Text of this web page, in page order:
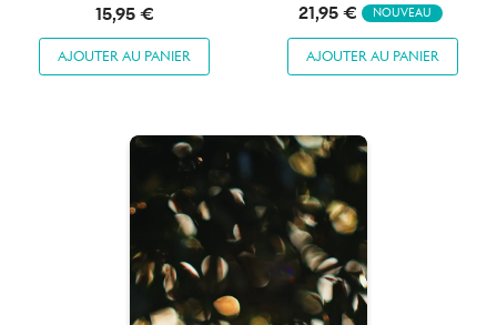
15,95 €
AJOUTER AU PANIER
21,95 € NOUVEAU
AJOUTER AU PANIER